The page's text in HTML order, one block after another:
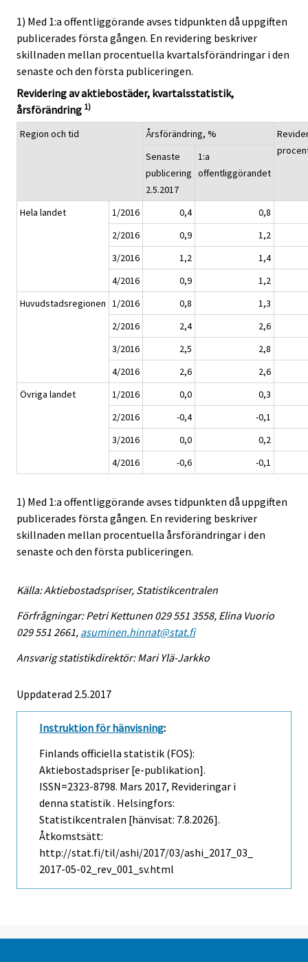
1) Med 1:a offentliggörande avses tidpunkten då uppgiften
publicerades första gången. En revidering beskriver
skillnaden mellan procentuella kvartalsförändringar i den
senaste och den första publiceringen.
Revidering av aktiebostäder, kvartalsstatistik,
årsförändring 1)
Region och tid Årsförändring, %
Senaste
publicering
2.5.2017
1:a
offentliggörandet
Hela landet 1/2016 0,4
0,8
2/2016
0,9
1,2
3/2016
1,2
1,4
4/2016
0,9
1,2
Huvudstadsregionen 1/2016 0,8
1,3
2/2016
2,4
2,6
3/2016
2,5
2,8
4/2016
2,6
2,6
Övriga landet
1/2016 0,0
0,3
2/2016
-0,4
-0,1
3/2016
0,0
0,2
4/2016
-0,6 -0,1
1) Med 1:a offentliggörande avses tidpunkten då uppgiften
publicerades första gången. En revidering beskriver
skillnaden mellan procentuella årsförändringar i den
senaste och den första publiceringen.
Källa: Aktiebostadspriser, Statistikcentralen
Förfrågningar: Petri Kettunen 029 551 3558, Elina Vuorio
029 551 2661, asuminen.hinnat@stat.fi
Ansvarig statistikdirektör: Mari Ylä-Jarkko
Uppdaterad 2.5.2017
Instruktion för hänvisning:
Finlands officiella statistik (FOS):
Aktiebostadspriser [e-publikation].
ISSN=2323-8798. Mars 2017, Revideringar i
denna statistik . Helsingfors:
Statistikcentralen [hänvisat: 7.8.2026].
Åtkomstsätt:
http://stat.fi/til/ashi/2017/03/ashi_2017_03_
2017-05-02_rev_001_sv.html